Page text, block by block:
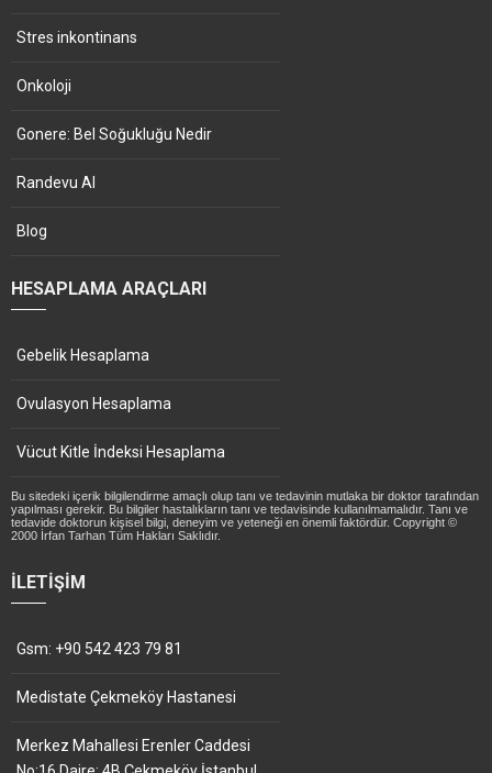
Stres inkontinans
Onkoloji
Gonere: Bel Soğukluğu Nedir
Randevu Al
Blog
HESAPLAMA ARAÇLARI
Gebelik Hesaplama
Ovulasyon Hesaplama
Vücut Kitle İndeksi Hesaplama
Bu sitedeki içerik bilgilendirme amaçlı olup tanı ve tedavinin mutlaka bir doktor tarafından
yapılması gerekir. Bu bilgiler hastalıkların tanı ve tedavisinde kullanılmamalıdır. Tanı ve
tedavide doktorun kişisel bilgi, deneyim ve yeteneği en önemli faktördür. Copyright ©
2000 İrfan Tarhan Tüm Hakları Saklıdır.
İLETIŞIM
Gsm: +90 542 423 79 81
Medistate Çekmeköy Hastanesi
Merkez Mahallesi Erenler Caddesi